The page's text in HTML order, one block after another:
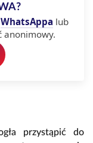
WhatsAppa lub
anonimowy.
przystąpić do